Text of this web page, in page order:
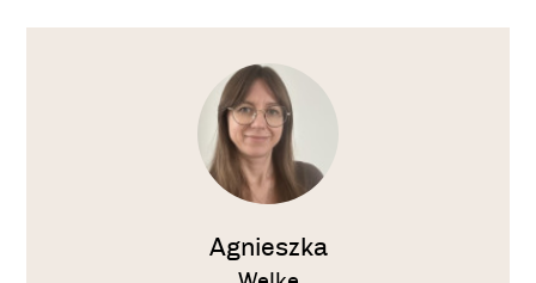
Voir
Agnieszka